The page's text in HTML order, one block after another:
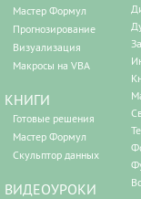
Мастер Формул
Прогнозирование
Визуализация
Макросы на VBA
КНИГИ
Готовые решения
Мастер Формул
Скульптор данных
ВИДЕОУРОКИ